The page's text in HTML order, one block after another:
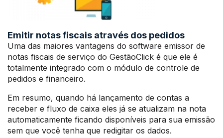
Emitir notas fiscais através dos pedidos
Uma das maiores vantagens do software emissor de
notas fiscais de serviço do GestãoClick é que ele é
totalmente integrado com o módulo de controle de
pedidos e financeiro.
Em resumo, quando há lançamento de contas a
receber e fluxo de caixa eles já se atualizam na nota
automaticamente ficando disponíveis para sua emissão
sem que você tenha que redigitar os dados.